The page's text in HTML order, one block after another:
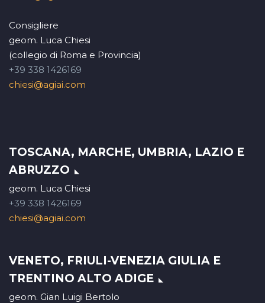
Consigliere
geom. Luca Chiesi
(collegio di Roma e Provincia)
+39 338 1426169
chiesi@agiai.com
TOSCANA, MARCHE, UMBRIA, LAZIO E
ABRUZZO
geom. Luca Chiesi
+39 338 1426169
chiesi@agiai.com
VENETO, FRIULI-VENEZIA GIULIA E
TRENTINO ALTO ADIGE
geom. Gian Luigi Bertolo